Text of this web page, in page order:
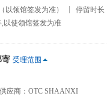
以领馆签发为准）
停留时长
以使领馆签发为准
寄 受理范围
供应商：OTC SHAANXI